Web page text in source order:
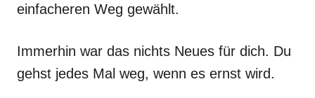
einfacheren Weg gewählt.
Immerhin war das nichts Neues für dich. Du
gehst jedes Mal weg, wenn es ernst wird.